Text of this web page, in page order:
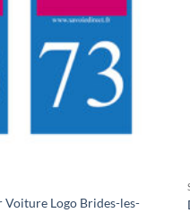
Logo Brides-les-